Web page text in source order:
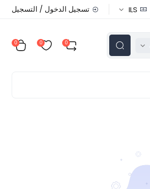
ILS تسجيل الدخول / التسجيل
0
0
0